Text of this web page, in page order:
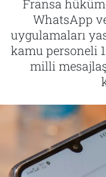
Fransa
WhatsApp
uygulamaları
kamu personeli
milli
Tarih
İletişim
Künye